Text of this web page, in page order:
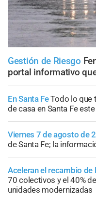
Gestión de Riesgo
portal informativo
En Santa FeTodo lo que
de casa en Santa Fe
Viernes 7 de agosto de
de Santa Fe; la
Aceleran el recambio de
70 colectivos y el 40%
unidades modernizadas